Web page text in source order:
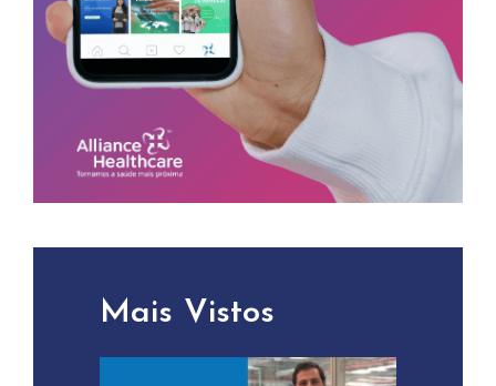
Mais Vistos